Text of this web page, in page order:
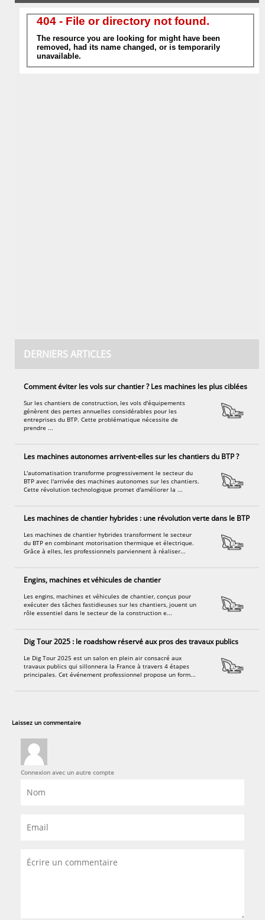
DERNIERS ARTICLES
Comment éviter les vols sur chantier ? Les machines les plus ciblées
Sur les chantiers de construction, les vols d'équipements
génèrent des pertes annuelles considérables pour les
entreprises du BTP. Cette problématique nécessite de
prendre ...
Les machines autonomes arrivent-elles sur les chantiers du BTP ?
L'automatisation transforme progressivement le secteur du
BTP avec l'arrivée des machines autonomes sur les chantiers.
Cette révolution technologique promet d'améliorer la ...
Les machines de chantier hybrides : une révolution verte dans le BTP
Les machines de chantier hybrides transforment le secteur
du BTP en combinant motorisation thermique et électrique.
Grâce à elles, les professionnels parviennent à réaliser...
Engins, machines et véhicules de chantier
Les engins, machines et véhicules de chantier, conçus pour
exécuter des tâches fastidieuses sur les chantiers, jouent un
rôle essentiel dans le secteur de la construction e...
Dig Tour 2025 : le roadshow réservé aux pros des travaux publics
Le Dig Tour 2025 est un salon en plein air consacré aux
travaux publics qui sillonnera la France à travers 4 étapes
principales. Cet événement professionnel propose un form...
Laissez un commentaire
Connexion avec un autre compte